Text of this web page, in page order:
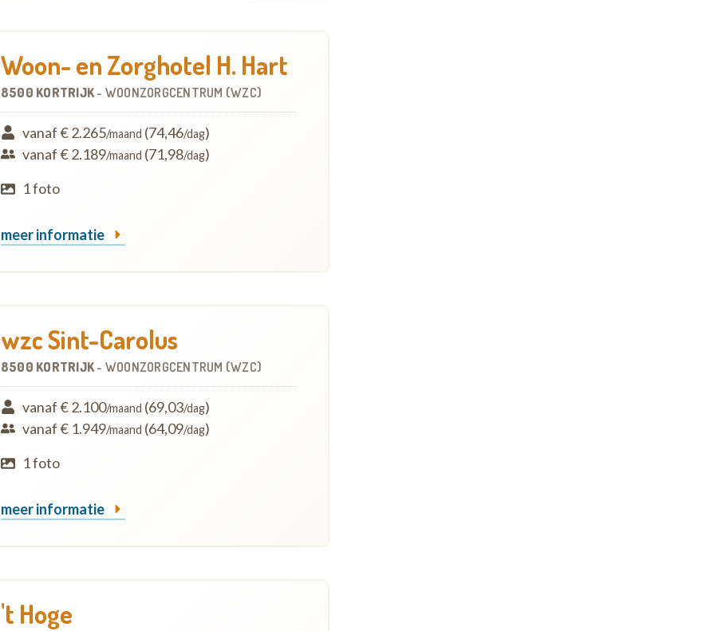
Woon- en Zorghotel H. Hart
8500 KORTRIJK- WOONZORGCENTRUM (WZC)
vanaf € 2.265/maand (74,46/dag)
vanaf € 2.189/maand (71,98/dag)
1 foto
meer informatie
wzc Sint-Carolus
8500 KORTRIJK- WOONZORGCENTRUM (WZC)
vanaf € 2.100/maand (69,03/dag)
vanaf € 1.949/maand (64,09/dag)
1 foto
meer informatie
't Hoge